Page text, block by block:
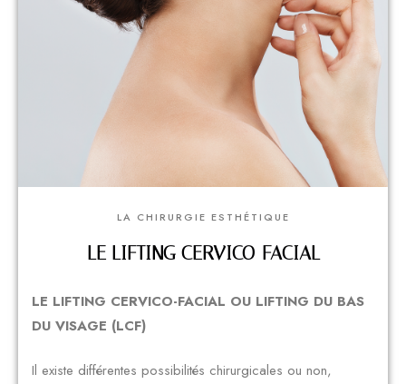
LA CHIRURGIE ESTHÉTIQUE
LE LIFTING CERVICO-FACIAL
LE LIFTING CERVICO-FACIAL OU LIFTING DU BAS
DU VISAGE (LCF)
Il existe différentes possibilités chirurgicales ou non,